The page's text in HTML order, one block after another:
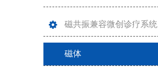
磁共振兼容微创诊疗系统
磁体